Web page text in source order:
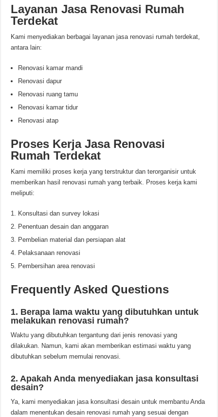
Layanan Jasa Renovasi Rumah
Terdekat
Kami menyediakan berbagai layanan jasa renovasi rumah terdekat,
antara lain:
Renovasi kamar mandi
Renovasi dapur
Renovasi ruang tamu
Renovasi kamar tidur
Renovasi atap
Proses Kerja Jasa Renovasi
Rumah Terdekat
Kami memiliki proses kerja yang terstruktur dan terorganisir untuk
memberikan hasil renovasi rumah yang terbaik. Proses kerja kami
meliputi:
Konsultasi dan survey lokasi
Penentuan desain dan anggaran
Pembelian material dan persiapan alat
Pelaksanaan renovasi
Pembersihan area renovasi
Frequently Asked Questions
1. Berapa lama waktu yang dibutuhkan untuk
melakukan renovasi rumah?
Waktu yang dibutuhkan tergantung dari jenis renovasi yang
dilakukan. Namun, kami akan memberikan estimasi waktu yang
dibutuhkan sebelum memulai renovasi.
2. Apakah Anda menyediakan jasa konsultasi
desain?
Ya, kami menyediakan jasa konsultasi desain untuk membantu Anda
dalam menentukan desain renovasi rumah yang sesuai dengan